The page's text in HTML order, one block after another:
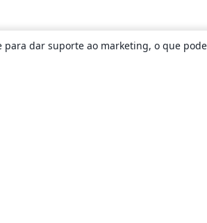
dar suporte ao marketing, o que